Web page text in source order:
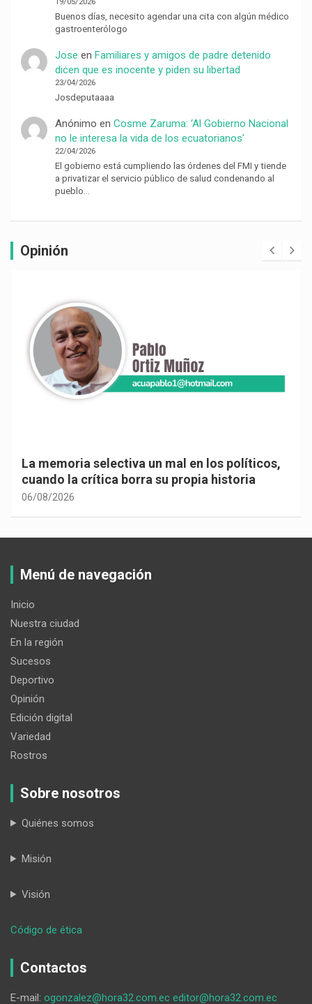
Buenos días, necesito agendar una cita con algún médico
gastroenterólogo
Jose en Familiares y amigos de padre detenido
dicen que es inocente y piden su libertad
23/04/2026
Josdeputaaaa
Anónimo en Cosme Zaruma: ‘Al Gobierno Nacional
no le interesa la vida de los ecuatorianos’
22/04/2026
El gobierno está cumpliendo las órdenes del FMI y tiende
a privatizar el servicio público de salud condenando al
pueblo…
Opinión
La memoria selectiva un mal en los políticos,
cuando la crítica borra su propia historia
06/08/2026
Menú de navegación
Inicio
Nuestra ciudad
En la región
Sucesos
Deportivo
Opinión
Edición digital
Variedad
Rostros
Sobre nosotros
Quiénes somos
Misión
Visión
Código de ética
espíritu
Contactos
E-mail: ogonzalez@hora32.com.ec editor@hora32.com.ec